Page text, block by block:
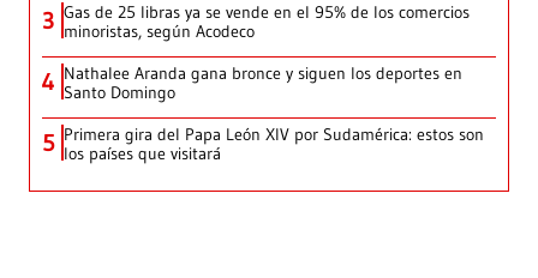
3 Gas de 25 libras ya se vende en el 95% de los comercios
minoristas, según Acodeco
4 Nathalee Aranda gana bronce y siguen los deportes en
Santo Domingo
5 Primera gira del Papa León XIV por Sudamérica: estos son
los países que visitará